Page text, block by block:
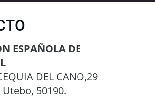
ESPAÑOLA DE
DEL CANO,29
50190.